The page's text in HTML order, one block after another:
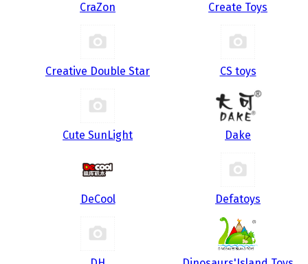
CraZon Create Toys
Creative Double Star CS toys
Cute SunLight Dake
DeCool Defatoys